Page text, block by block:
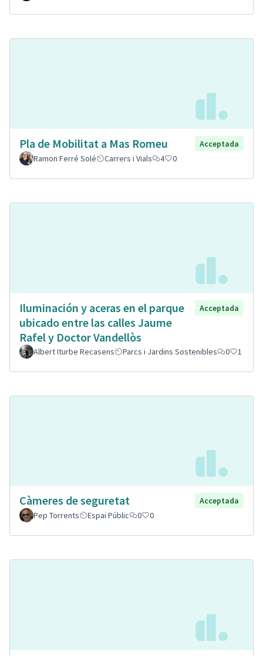
Pla de Mobilitat a Mas Romeu
Acceptada
Ramon Ferré Solé
Carrers i Vials 4 0
Iluminación y aceras en el parque
ubicado entre las calles Jaume
Rafel y Doctor Vandellòs
Acceptada
Albert Iturbe Recasens Parcs i Jardins Sostenibles 0 1
Càmeres de seguretat
Acceptada
Pep Torrents
Espai Públic 0 0